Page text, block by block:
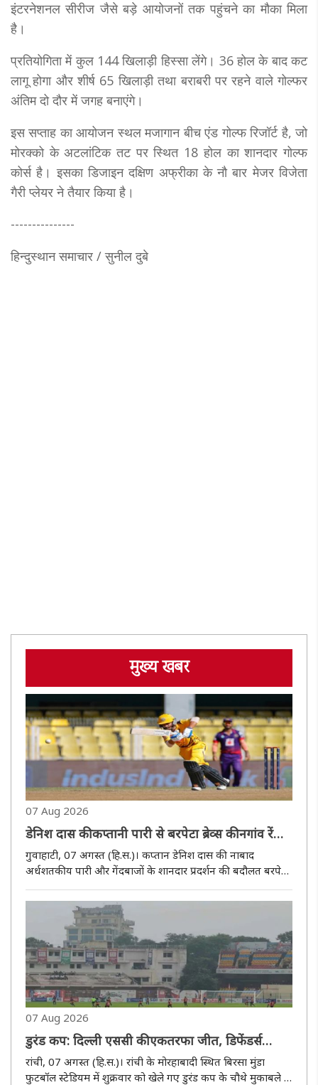
इंटरनेशनल सीरीज जैसे बड़े आयोजनों तक पहुंचने का मौका मिला
है।
प्रतियोगिता में कुल 144 खिलाड़ी हिस्सा लेंगे। 36 होल के बाद कट
लागू होगा और शीर्ष 65 खिलाड़ी तथा बराबरी पर रहने वाले गोल्फर
अंतिम दो दौर में जगह बनाएंगे।
इस सप्ताह का आयोजन स्थल मजागान बीच एंड गोल्फ रिजॉर्ट है, जो
मोरक्को के अटलांटिक तट पर स्थित 18 होल का शानदार गोल्फ
कोर्स है। इसका डिजाइन दक्षिण अफ्रीका के नौ बार मेजर विजेता
गैरी प्लेयर ने तैयार किया है।
---------------
हिन्दुस्थान समाचार / सुनील दुबे
मुख्य खबर
07 Aug 2026
डेनिश दास की कप्तानी पारी से बरपेटा ब्रेव्स की नगांव रेंजर्स
पर 70 रन की शानदार जीत
गुवाहाटी, 07 अगस्त (हि.स.)। कप्तान डेनिश दास की नाबाद
अर्धशतकीय पारी और गेंदबाजों के शानदार प्रदर्शन की बदौलत बरपेटा
मुकाबले में नगांव रेंजर्स को 70 रन से करारी शिकस्त दी। एटीएल ..
07 Aug 2026
डुरंड कप: दिल्ली एससी की एकतरफा जीत, डिफेंडर्स
एफसी को 7-0 से हराया
रांची, 07 अगस्त (हि.स.)। रांची के मोरहाबादी स्थित बिरसा मुंडा
फुटबॉल स्टेडियम में शुक्रवार को खेले गए डुरंड कप के चौथे मुकाबले में